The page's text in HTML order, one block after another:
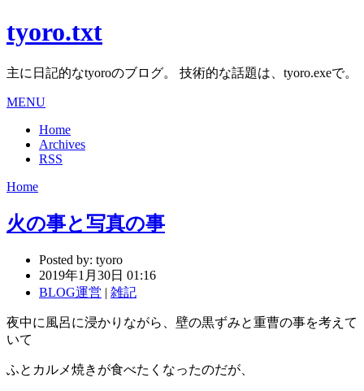
tyoro.txt
主に日記的なtyoroのブログ。 技術的な話題は、tyoro.exeで。
MENU
Home
Archives
RSS
Home
火の事と写真の事
Posted by: tyoro
2019年1月30日 01:16
BLOG運営 | 雑記
夜中に風呂に浸かりながら、壁の黒ずみと重曹の事を考えて
いて
ふとカルメ焼きが食べたくなったのだが、